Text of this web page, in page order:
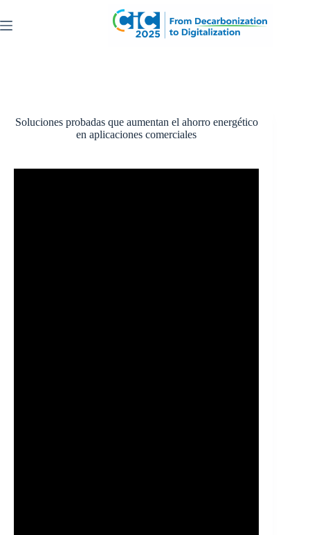
contenido
Soluciones probadas que aumentan el ahorro energético
en aplicaciones comerciales